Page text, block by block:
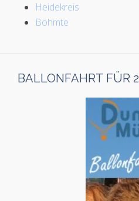
Heidekreis
Bohmte
BALLONFAHRT FÜR 2